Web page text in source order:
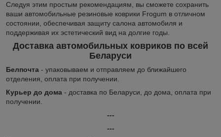
Следуя этим простым рекомендациям, вы сможете сохранить
ваши автомобильные резиновые коврики Frogum в отличном
состоянии, обеспечивая защиту салона автомобиля и
поддерживая их эстетический вид на долгие годы.
Доставка автомобильных ковриков по всей
Беларуси
Белпочта - упаковываем и отправляем до ближайшего
отделения, оплата при получении.
Курьер до дома - доставка по Беларуси, до дома, оплата при
получении.
---
---